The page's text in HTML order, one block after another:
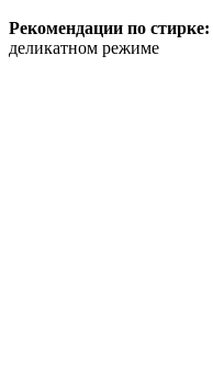
Рекомендации по стирке:
деликатном режиме